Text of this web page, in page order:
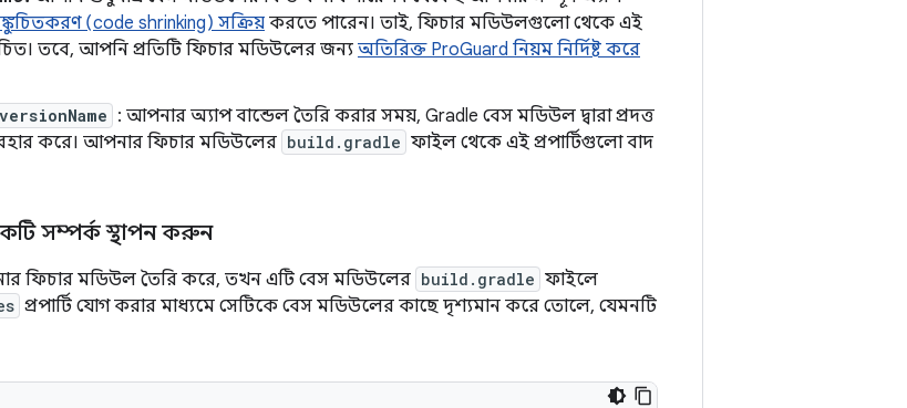
(code shrinking) সক্রিয় করতে পারেন। তাই, ফিচার মডিউলগুলো থেকে এই
উচিত। তবে, আপনি প্রতিটি ফিচার মডিউলের জন্য অতিরিক্ত ProGuard নিয়ম নির্দিষ্ট করে
versionName : আপনার অ্যাপ বান্ডেল তৈরি করার সময়, Gradle বেস মডিউল দ্বারা প্রদত্ত
করে। আপনার ফিচার মডিউলের build.gradle ফাইল থেকে এই প্রপার্টিগুলো বাদ
সম্পর্ক স্থাপন করুন
ফিচার মডিউল তৈরি করে, তখন এটি বেস মডিউলের build.gradle ফাইলে
প্রপার্টি যোগ করার মাধ্যমে সেটিকে বেস মডিউলের কাছে দৃশ্যমান করে তোলে, যেমনটি